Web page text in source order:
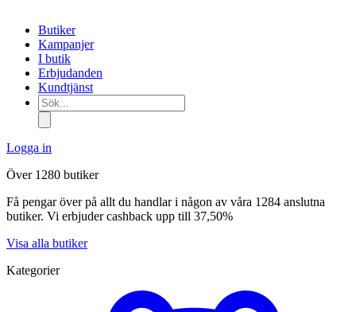
Butiker
Kampanjer
I butik
Erbjudanden
Kundtjänst
Sök...
Logga in
Över 1280 butiker
Få pengar över på allt du handlar i någon av våra 1284 anslutna
butiker. Vi erbjuder cashback upp till 37,50%
Visa alla butiker
Kategorier